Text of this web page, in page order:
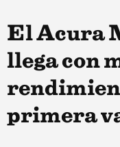
El Acura
llega con
primera